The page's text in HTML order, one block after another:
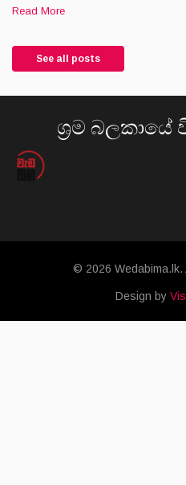
Read More
See all posts
ශ්‍රම බලකායේ
© 2026 Wedabima.lk.
Design by